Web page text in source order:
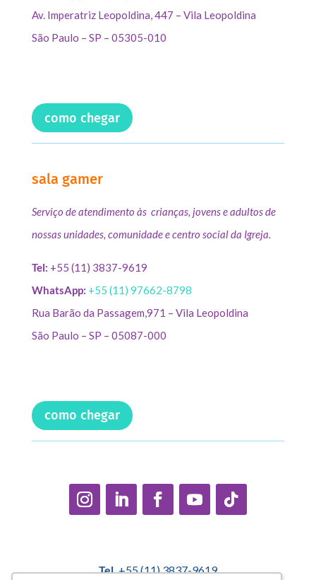
Av. Imperatriz Leopoldina, 447 – Vila Leopoldina
São Paulo – SP – 05305-010
como chegar
sala gamer
Serviço de atendimento às crianças, jovens e adultos de
nossas unidades, comunidade e centro social da Igreja.
Tel: +55 (11) 3837-9619
WhatsApp: +55 (11) 97662-8798
Rua Barão da Passagem,971 – Vila Leopoldina
São Paulo – SP – 05087-000
como chegar
Tel.+55 (11) 3837-9619